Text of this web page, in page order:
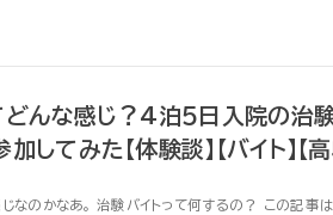
どんな感じ？4泊５日入院の治
してみた【体験談】【バイト】【高
なのかなあ。 治験バイトって何するの？ この記事